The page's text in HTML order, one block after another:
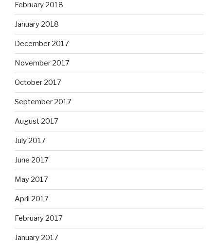
February 2018
January 2018
December 2017
November 2017
October 2017
September 2017
August 2017
July 2017
June 2017
May 2017
April 2017
February 2017
January 2017